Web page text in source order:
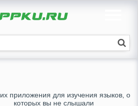
приложения для изучения языков, о
которых вы не слышали